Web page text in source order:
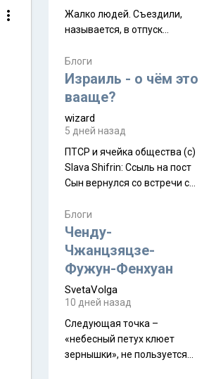
Жалко людей. Съездили,
называется, в отпуск...
Блоги
Израиль - о чём это
вааще?
wizard
5 дней назад
ПТСР и ячейка общества (с)
Slava Shifrin: Ссыль на пост
Сын вернулся со встречи с
уже, как демобилизовались,
а продолжают встречаться
почти каждую неделю) и с
порога сообщил: "Эйтан
разводится!" Эйтан -
мальчик из религиозной
семьи, из тех, кого называют
"вязаные кипы". С 2022-го
Блоги
Ченду-
Чжанцзяцзе-
Фужун-Фенхуан
SvetaVolga
10 дней назад
Следующая точка –
«небесный петух клюет
зернышки», не пользуется